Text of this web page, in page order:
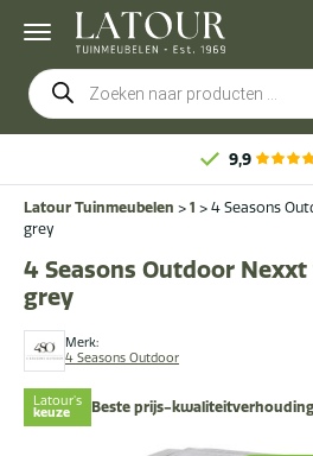
Producten
zoeken
9,9
Latour Tuinmeubelen > 1 > 4 Seasons
grey
Merk:
4 Seasons Outdoor
4 Seasons Outdoor
grey
Latour's
keuze Beste prijs-